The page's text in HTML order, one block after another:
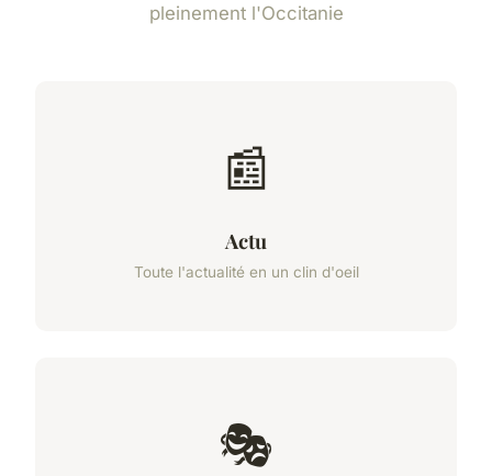
pleinement l'Occitanie
📰
Actu
Toute l'actualité en un clin d'oeil
🎭